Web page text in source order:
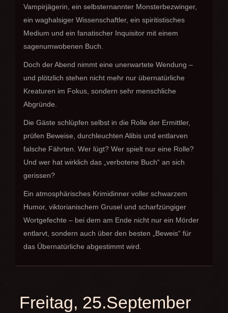
Vampirjägerin, ein selbsternannter Monsterbezwinger,
ein waghalsiger Wissenschaftler, ein spiritistisches
Medium und ein fanatischer Inquisitor mit einem
sagenumwobenen Buch.
Doch der Abend nimmt eine unerwartete Wendung –
und plötzlich stehen nicht mehr nur übernatürliche
Kreaturen im Fokus, sondern sehr menschliche
Abgründe.
Die Gäste schlüpfen selbst in die Rolle der Ermittler,
prüfen Beweise, durchleuchten Alibis und entlarven
falsche Fährten. Wer lügt? Wer spielt nur eine Rolle?
Und wer hat wirklich das „verbotene Buch“ an sich
gerissen?
Ein atmosphärisches Krimidinner voller schwarzem
Humor, viktorianischem Grusel und scharfzüngiger
Wortgefechte – bei dem am Ende nicht nur ein Mörder
entlarvt, sondern auch über den besten „Beweis“ für
das Übernatürliche abgestimmt wird.
Freitag, 25.September